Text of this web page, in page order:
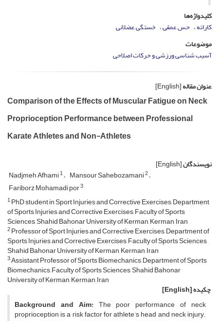
کلیدواژه‌ها
کاراته حس عمقی خستگی عضلانی
موضوعات
آسیب شناسی ورزشی و حرکات اصلاحی
عنوان مقاله[English]
Comparison of the Effects of Muscular Fatigue on Neck
Proprioception Performance between Professional
Karate Athletes and Non-Athletes
نویسندگان[English]
Nadjmeh Afhami1 Mansour Sahebozamani2
Fariborz Mohamadi por3
1PhD student in Sport Injuries and Corrective Exercises, Department
of Sports Injuries and Corrective Exercises, Faculty of Sports
Sciences, Shahid Bahonar University of Kerman, Kerman, Iran
2Professor of Sport Injuries and Corrective Exercises, Department of
Sports Injuries and Corrective Exercises, Faculty of Sports Sciences,
Shahid Bahonar University of Kerman, Kerman, Iran
3Assistant Professor of Sports Biomechanics, Department of Sports
Biomechanics, Faculty of Sports Sciences, Shahid Bahonar
University of Kerman, Kerman, Iran
چکیده[English]
Background and Aim:The poor performance of neck
proprioception is a risk factor for athlete’s head and neck injury.